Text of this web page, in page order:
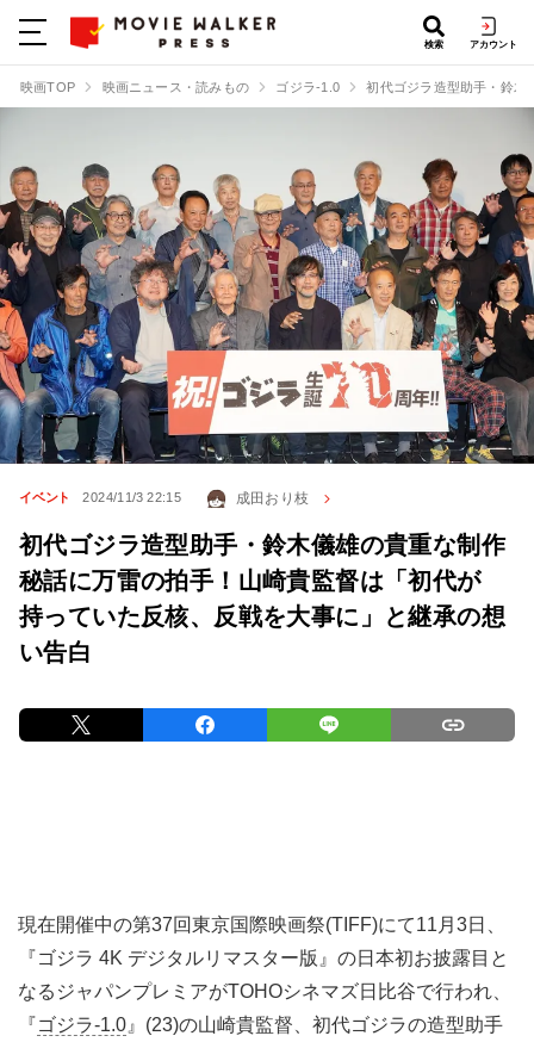
検索 アカウント
映画TOP 映画ニュース・読みもの ゴジラ-1.0 初代ゴジラ造型助手・鈴木
イベント 2024/11/3 22:15 成田おり枝
初代ゴジラ造型助手・鈴木儀雄の貴重な制作
秘話に万雷の拍手！山崎貴監督は「初代が
持っていた反核、反戦を大事に」と継承の想
い告白
現在開催中の第37回東京国際映画祭(TIFF)にて11月3日、
『ゴジラ 4K デジタルリマスター版』の日本初お披露目と
なるジャパンプレミアがTOHOシネマズ日比谷で行われ、
『ゴジラ-1.0 』(23)の山崎貴監督、初代ゴジラの造型助手